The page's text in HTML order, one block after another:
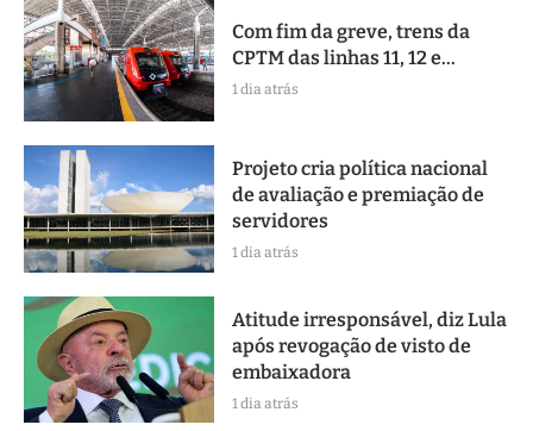
Com fim da greve, trens da
CPTM das linhas 11, 12 e...
1 dia atrás
Projeto cria política nacional
de avaliação e premiação de
servidores
1 dia atrás
Atitude irresponsável, diz Lula
após revogação de visto de
embaixadora
1 dia atrás